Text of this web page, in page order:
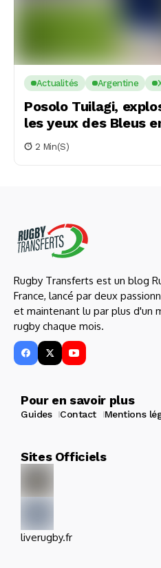
Actualités Argentine
Posolo Tuilagi,
les yeux des Bleus
2 Min(s)
Rugby Transferts est un blog
France, lancé par deux
et maintenant lu par plus d'un
rugby chaque mois.
Pour en savoir plus
Guides Contact Mentions
Sites Officiels
liverugby.fr